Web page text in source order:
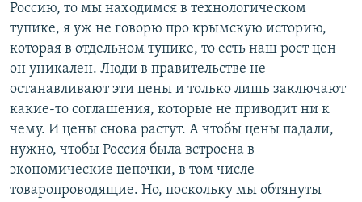
Россию, то мы находимся в технологическом
тупике, я уж не говорю про крымскую историю,
которая в отдельном тупике, то есть наш рост цен
он уникален. Люди в правительстве не
останавливают эти цены и только лишь заключают
какие-то соглашения, которые не приводит ни к
чему. И цены снова растут. А чтобы цены падали,
нужно, чтобы Россия была встроена в
экономические цепочки, в том числе
товаропроводящие. Но, поскольку мы обтянуты